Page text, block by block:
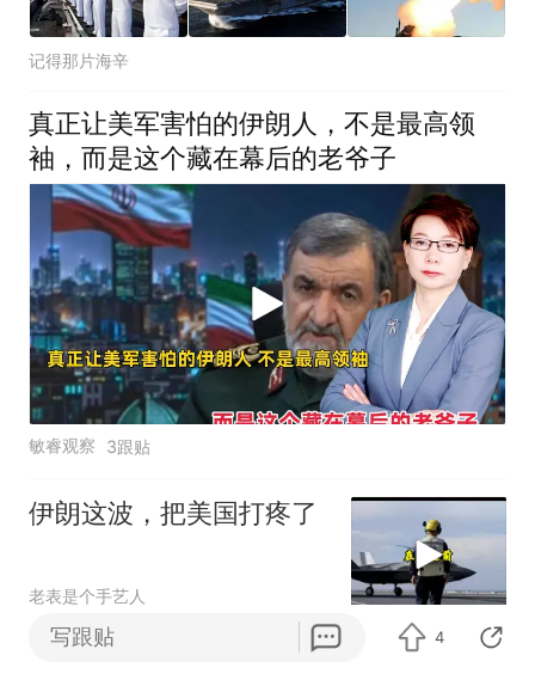
记得那片海辛
真正让美军害怕的伊朗人，不是最高领
袖，而是这个藏在幕后的老爷子
敏睿观察 3跟贴
伊朗这波，把美国打疼了
老表是个手艺人
美伊战争棋局已变，现在的伊朗让美国头
写跟贴 4